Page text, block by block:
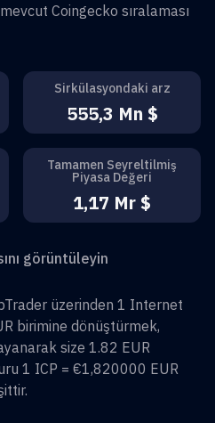
Coingecko sıralaması
Sirkülasyondaki arz
555,3 Mn $
Tamamen Seyreltilmiş
Piyasa Değeri
1,17 Mr $
görüntüleyin
üzerinden 1 Internet
birimine dönüştürmek,
size 1.82 EUR
1 ICP = €1,820000 EUR